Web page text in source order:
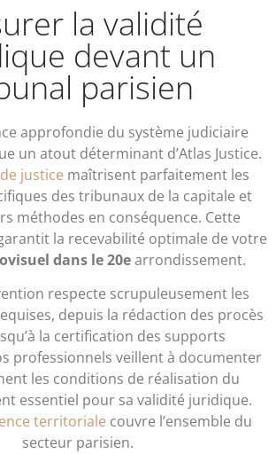
la validité
devant un
parisien
approfondie du système judiciaire
un atout déterminant d’Atlas Justice.
justice maîtrisent parfaitement les
des tribunaux de la capitale et
méthodes en conséquence. Cette
la recevabilité optimale de votre
dans le 20earrondissement.
respecte scrupuleusement les
depuis la rédaction des procès
la certification des supports
professionnels veillent à documenter
les conditions de réalisation du
essentiel pour sa validité juridique.
territorialecouvre l’ensemble du
secteur parisien.